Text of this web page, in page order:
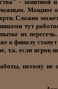
- занятной
сложным. Мощное
Сложно
тут
их
к финалу
т.к. если игрок
потому не